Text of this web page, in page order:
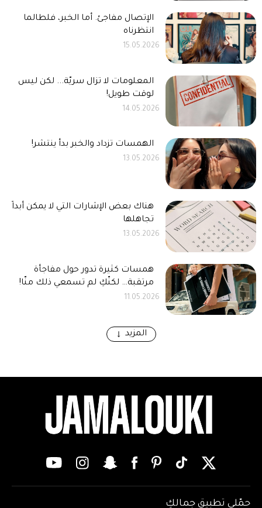
الإتصال مفاجئ. أما الخبر، فلطالما
انتظرناه
15.05.2026
المعلومات لا تزال سريّة... لكن ليس
لوقت طويل!
14.05.2026
الهمسات تزداد والخبر بدأ ينتشر!
13.05.2026
هناك بعض الإشارات التي لا يمكن أبداً
تجاهلها
13.05.2026
همسات كثيرة تدور حول مفاجأة
مرتقبة… لكنّكِ لم تسمعي ذلك منّا!
11.05.2026
المزيد
حمّلي تطبيق جمالكِ